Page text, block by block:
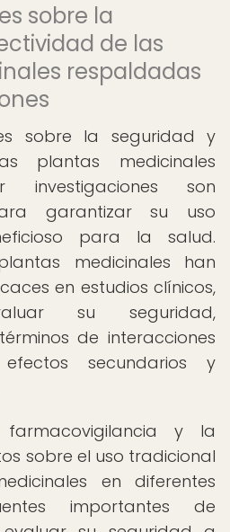
sobre la
de las
respaldadas
sobre la seguridad y
plantas medicinales
investigaciones son
garantizar su uso
para la salud.
medicinales han
en estudios clínicos,
su seguridad,
de interacciones
efectos secundarios y
y la
sobre el uso tradicional
en diferentes
importantes de